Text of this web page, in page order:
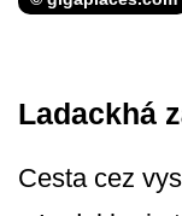
Ladackhá
Cesta cez